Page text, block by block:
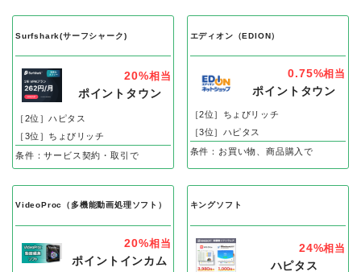
Surfshark(サーフシャーク)
20%相当
ポイントタウン
［2位］ハピタス
［3位］ちょびリッチ
条件：サービス契約・取引で
エディオン（EDION）
0.75%相当
ポイントタウン
［2位］ちょびリッチ
［3位］ハピタス
条件：お買い物、商品購入で
VideoProc（多機能動画処理ソフト）
20%相当
ポイントインカム
キングソフト
24%相当
ハピタス